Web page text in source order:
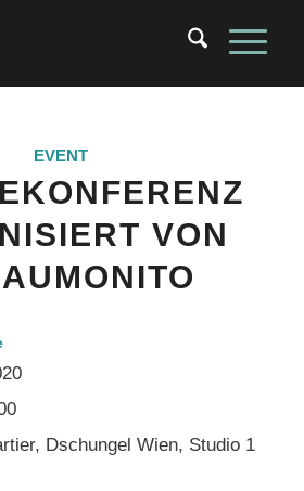
EVENT
VON
Dschungel Wien, Studio 1